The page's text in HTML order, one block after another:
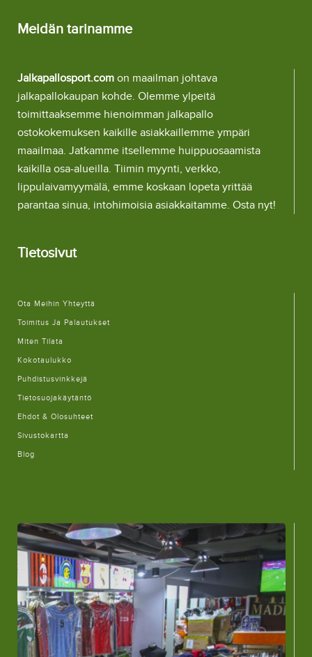
Meidän tarinamme
Jalkapallosport.com on maailman johtava
jalkapallokaupan kohde. Olemme ylpeitä
toimittaaksemme hienoimman jalkapallo
ostokokemuksen kaikille asiakkaillemme ympäri
maailmaa. Jatkamme itsellemme huippuosaamista
kaikilla osa-alueilla. Tiimin myynti, verkko,
lippulaivamyymälä, emme koskaan lopeta yrittää
parantaa sinua, intohimoisia asiakkaitamme. Osta nyt!
Tietosivut
Ota Meihin Yhteyttä
Toimitus Ja Palautukset
Miten Tilata
Kokotaulukko
Puhdistusvinkkejä
Tietosuojakäytäntö
Ehdot & Olosuhteet
Sivustokartta
Blog